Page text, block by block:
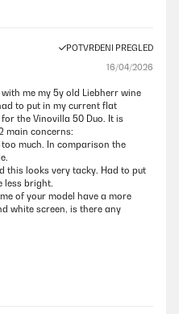
POTVRĐENI PREGLED
16/04/2026
me my 5y old Liebherr wine
to put in my current flat
the Vinovilla 50 Duo. It is
main concerns:
much. In comparison the
this looks very tacky. Had to put
less bright.
of your model have a more
white screen, is there any